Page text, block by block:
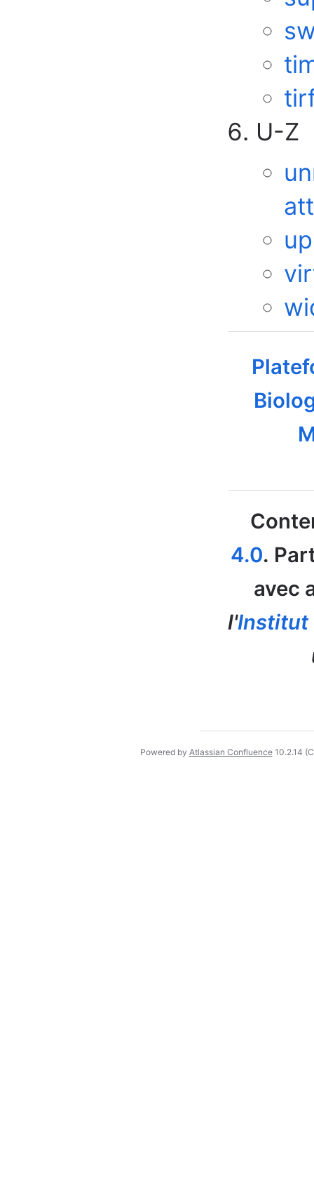
U-Z
4.0.
avec
l'Institut
Powered by Atlassian Confluence 10.2.14